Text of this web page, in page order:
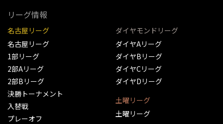
リーグ情報
名古屋リーグ
名古屋リーグ
1部リーグ
2部Aリーグ
2部Bリーグ
決勝トーナメント
入替戦
プレーオフ
ダイヤモンドリーグ
ダイヤAリーグ
ダイヤBリーグ
ダイヤCリーグ
ダイヤDリーグ
土曜リーグ
土曜リーグ